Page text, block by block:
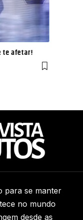
te afetar!
para se manter
no mundo
desde as